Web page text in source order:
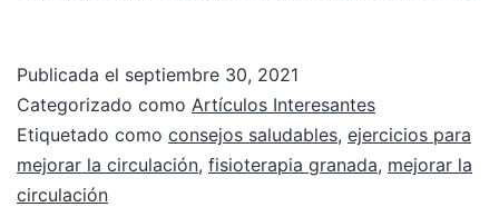
Publicada el septiembre 30, 2021
Categorizado como Artículos Interesantes
Etiquetado como consejos saludables, ejercicios para
mejorar la circulación, fisioterapia granada, mejorar la
circulación